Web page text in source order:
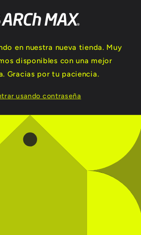
en nuestra nueva tienda. Muy
disponibles con una mejor
Gracias por tu paciencia.
usando contraseña